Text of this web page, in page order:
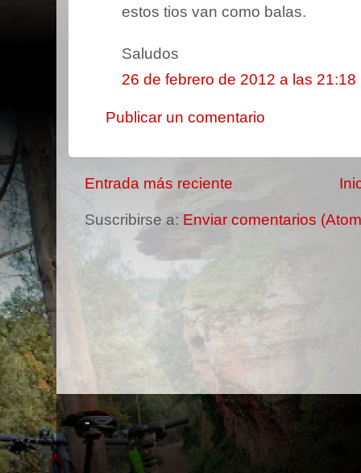
estos tios van como balas.
Saludos
26 de febrero de 2012 a las 21:18
Publicar un comentario
Entrada más reciente
Suscribirse a: Enviar comentarios
-